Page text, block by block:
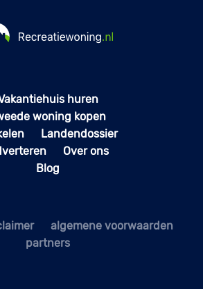
huren
woning kopen
Landendossier
Over ons
Blog
algemene voorwaarden
partners